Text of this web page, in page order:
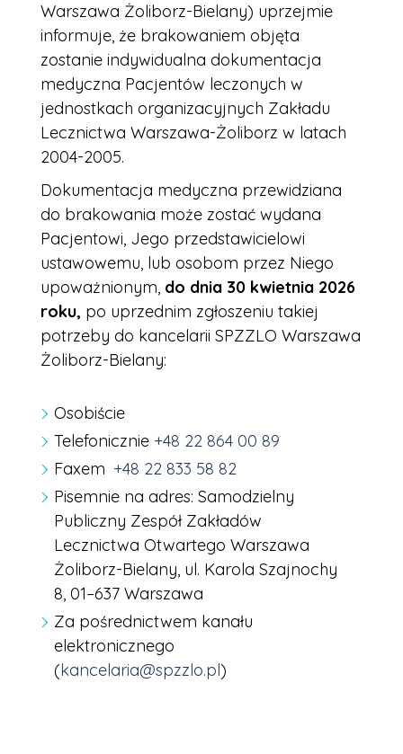
Warszawa Żoliborz-Bielany) uprzejmie
informuje, że brakowaniem objęta
zostanie indywidualna dokumentacja
medyczna Pacjentów leczonych w
jednostkach organizacyjnych Zakładu
Lecznictwa Warszawa-Żoliborz w latach
2004-2005.
Dokumentacja medyczna przewidziana
do brakowania może zostać wydana
Pacjentowi, Jego przedstawicielowi
ustawowemu, lub osobom przez Niego
upoważnionym, do dnia 30 kwietnia 2026
roku, po uprzednim zgłoszeniu takiej
potrzeby do kancelarii SPZZLO Warszawa
Żoliborz-Bielany:
Osobiście
Telefonicznie +48 22 864 00 89
Faxem +48 22 833 58 82
Pisemnie na adres: Samodzielny
Publiczny Zespół Zakładów
Lecznictwa Otwartego Warszawa
Żoliborz-Bielany, ul. Karola Szajnochy
8, 01–637 Warszawa
Za pośrednictwem kanału
elektronicznego
(kancelaria@spzzlo.pl)